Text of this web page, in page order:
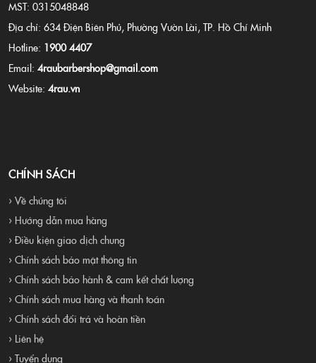
MST: 0315048848
Địa chỉ: 634 Điện Biên Phủ, Phường Vườn Lài, TP. Hồ Chí Minh
Hotline: 1900 4407
Email: 4raubarbershop@gmail.com
Website: 4rau.vn
CHÍNH SÁCH
› Về chúng tôi
› Hướng dẫn mua hàng
› Điều kiện giao dịch chung
› Chính sách bảo mật thông tin
› Chính sách bảo hành & cam kết chất lượng
› Chính sách mua hàng và thanh toán
› Chính sách đổi trả và hoàn tiền
› Liên hệ
› Tuyển dụng